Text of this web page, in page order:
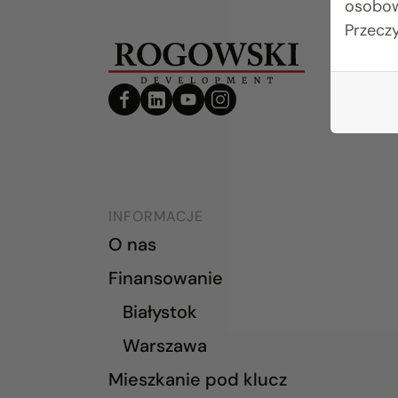
INFORMACJE
O nas
Finansowanie
Białystok
Warszawa
Mieszkanie pod klucz